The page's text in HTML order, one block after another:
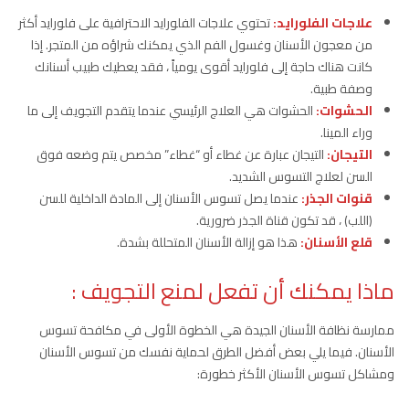
علاجات الفلورايد:تحتوي علاجات الفلورايد الاحترافية على فلورايد أكثر
من معجون الأسنان وغسول الفم الذي يمكنك شراؤه من المتجر. إذا
كانت هناك حاجة إلى فلورايد أقوى يومياً ، فقد يعطيك طبيب أسنانك
وصفة طبية.
الحشوات:الحشوات هي العلاج الرئيسي عندما يتقدم التجويف إلى ما
وراء المينا.
التيجان:التيجان عبارة عن غطاء أو “غطاء” مخصص يتم وضعه فوق
السن لعلاج التسوس الشديد.
قنوات الجذر:عندما يصل تسوس الأسنان إلى المادة الداخلية للسن
(اللب) ، قد تكون قناة الجذر ضرورية.
قلع الأسنان:هذا هو إزالة الأسنان المتحللة بشدة.
ماذا يمكنك أن تفعل لمنع التجويف :
ممارسة نظافة الأسنان الجيدة هي الخطوة الأولى في مكافحة تسوس
الأسنان. فيما يلي بعض أفضل الطرق لحماية نفسك من تسوس الأسنان
ومشاكل تسوس الأسنان الأكثر خطورة: